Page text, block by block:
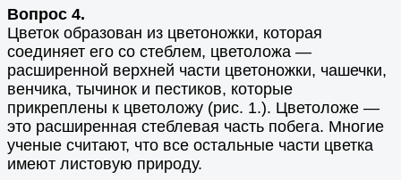
Вопрос 4.
Цветок образован из цветоножки, которая
соединяет его со стеблем, цветоложа —
расширенной верхней части цветоножки, чашечки,
венчика, тычинок и пестиков, которые
прикреплены к цветоложу (рис. 1.). Цветоложе —
это расширенная стеблевая часть побега. Многие
ученые считают, что все остальные части цветка
имеют листовую природу.